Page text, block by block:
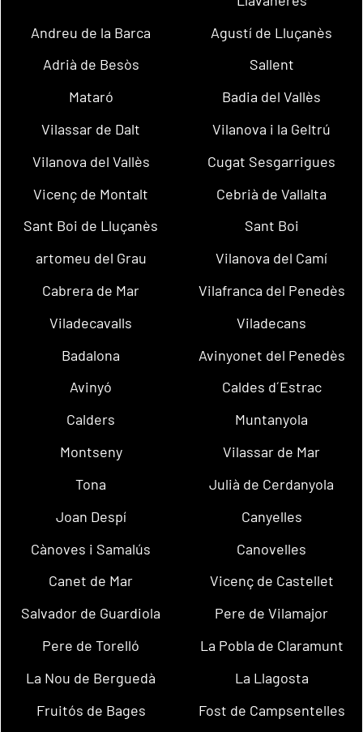
Andreu de la Barca
Agustí de Lluçanès
Adrià de Besòs
Sallent
Mataró
Badia del Vallès
Vilassar de Dalt
Vilanova i la Geltrú
Vilanova del Vallès
Cugat Sesgarrigues
Vicenç de Montalt
Cebrià de Vallalta
Sant Boi de Lluçanès
Sant Boi
artomeu del Grau
Vilanova del Camí
Cabrera de Mar
Vilafranca del Penedès
Viladecavalls
Viladecans
Badalona
Avinyonet del Penedès
Avinyó
Caldes d´Estrac
Calders
Muntanyola
Montseny
Vilassar de Mar
Tona
Julià de Cerdanyola
Joan Despí
Canyelles
Cànoves i Samalús
Canovelles
Canet de Mar
Vicenç de Castellet
Salvador de Guardiola
Pere de Vilamajor
Pere de Torelló
La Pobla de Claramunt
La Nou de Berguedà
La Llagosta
Fruitós de Bages
Fost de Campsentelles